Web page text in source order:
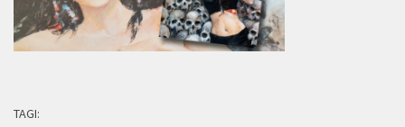
TAGI: